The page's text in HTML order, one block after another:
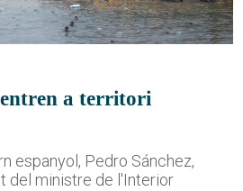
a territori
espanyol, Pedro Sánchez,
del ministre de l'Interior